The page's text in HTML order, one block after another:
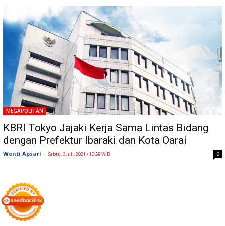
MEGAPOLITAN
KBRI Tokyo Jajaki Kerja Sama Lintas Bidang
dengan Prefektur Ibaraki dan Kota Oarai
Wenti Apsari - Sabtu, 3 Juli, 2021 / 10:59 WIB 0